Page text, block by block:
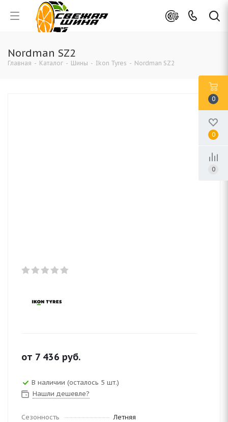
Nordman SZ2
Главная - Каталог - Шины - Ikon Tyres - Nordman SZ2
от 7 436 руб.
В наличии (осталось 5 шт.)
Нашли дешевле?
Сезонность Летняя
0
0
0